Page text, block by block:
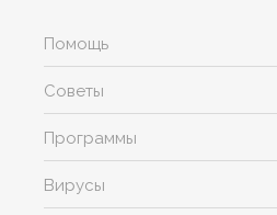
Помощь
Советы
Программы
Вирусы